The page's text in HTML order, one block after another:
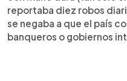
reportaba diez robos
se negaba a que el país
banqueros o gobiernos